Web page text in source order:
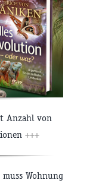
Anzahl von
+++
Wohnung